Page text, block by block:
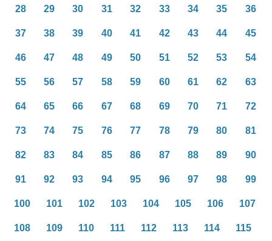
28 29 30 31 32 33 34 35 36
37 38 39 40 41 42 43 44 45
46 47 48 49 50 51 52 53 54
55 56 57 58 59 60 61 62 63
64 65 66 67 68 69 70 71 72
73 74 75 76 77 78 79 80 81
82 83 84 85 86 87 88 89 90
91 92 93 94 95 96 97 98 99
100 101 102 103 104 105 106 107
108 109 110 111 112 113 114 115